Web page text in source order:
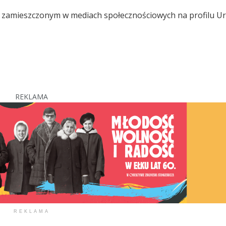
w mediach społecznościowych na profilu
REKLAMA
REKLAMA